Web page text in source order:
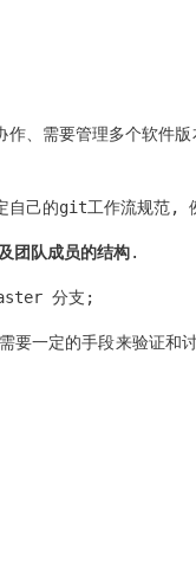
、需要管理多个软件
自己的git工作流规范,
团队成员的结构.
分支;
要一定的手段来验证和